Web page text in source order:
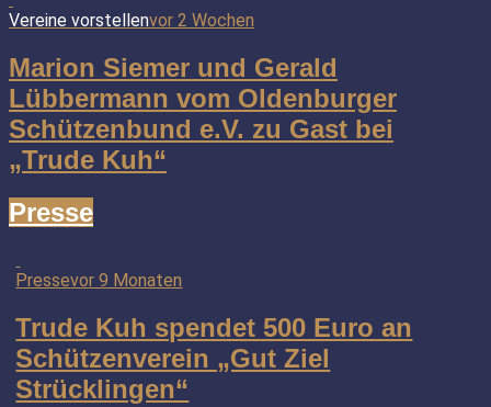
Vereine vorstellenvor 2 Wochen
Marion Siemer und Gerald
Lübbermann vom Oldenburger
Schützenbund e.V. zu Gast bei
„Trude Kuh“
Presse
Pressevor 9 Monaten
Trude Kuh spendet 500 Euro an
Schützenverein „Gut Ziel
Strücklingen“